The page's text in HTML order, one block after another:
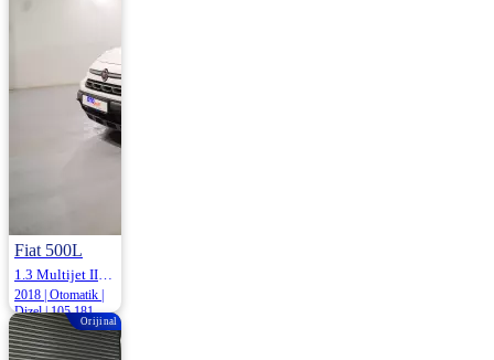
Fiat 500L
2018 | Otomatik |
Dizel | 105.181
Km
1.054.000
Orijinal